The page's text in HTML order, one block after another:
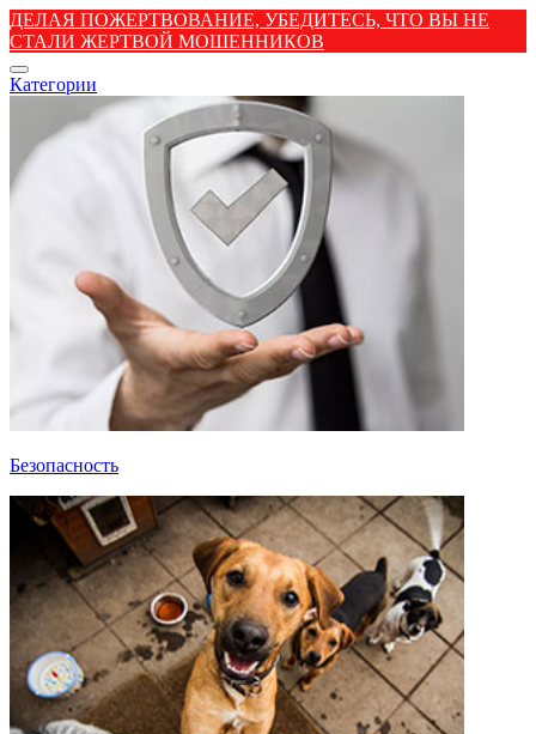
ДЕЛАЯ ПОЖЕРТВОВАНИЕ, УБЕДИТЕСЬ, ЧТО ВЫ НЕ
СТАЛИ ЖЕРТВОЙ МОШЕННИКОВ
Категории
Безопасность